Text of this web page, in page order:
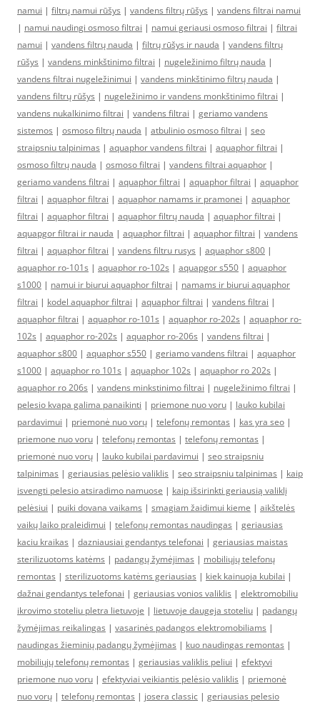
namui | filtrų namui rūšys | vandens filtrų rūšys | vandens filtrai namui
| namui naudingi osmoso filtrai | namui geriausi osmoso filtrai | filtrai
namui | vandens filtrų nauda | filtrų rūšys ir nauda | vandens filtrų
rūšys | vandens minkštinimo filtrai | nugeležinimo filtrų nauda |
vandens filtrai nugeležinimui | vandens minkštinimo filtrų nauda |
vandens filtrų rūšys | nugeležinimo ir vandens monkštinimo filtrai |
vandens nukalkinimo filtrai | vandens filtrai | geriamo vandens
sistemos | osmoso filtrų nauda | atbulinio osmoso filtrai | seo
straipsniu talpinimas | aquaphor vandens filtrai | aquaphor filtrai |
osmoso filtrų nauda | osmoso filtrai | vandens filtrai aquaphor |
geriamo vandens filtrai | aquaphor filtrai | aquaphor filtrai | aquaphor
filtrai | aquaphor filtrai | aquaphor namams ir pramonei | aquaphor
filtrai | aquaphor filtrai | aquaphor filtrų nauda | aquaphor filtrai |
aquapgor filtrai ir nauda | aquaphor filtrai | aquaphor filtrai | vandens
filtrai | aquaphor filtrai | vandens filtru rusys | aquaphor s800 |
aquaphor ro-101s | aquaphor ro-102s | aquapgor s550 | aquaphor
s1000 | namui ir biurui aquaphor filtrai | namams ir biurui aquaphor
filtrai | kodel aquaphor filtrai | aquaphor filtrai | vandens filtrai |
aquaphor filtrai | aquaphor ro-101s | aquaphor ro-202s | aquaphor ro-
102s | aquaphor ro-202s | aquaphor ro-206s | vandens filtrai |
aquaphor s800 | aquaphor s550 | geriamo vandens filtrai | aquaphor
s1000 | aquaphor ro 101s | aquaphor 102s | aquaphor ro 202s |
aquaphor ro 206s | vandens minkstinimo filtrai | nugeležinimo filtrai |
pelesio kvapa galima panaikinti | priemone nuo voru | lauko kubilai
pardavimui | priemonė nuo vorų | telefonų remontas | kas yra seo |
priemone nuo voru | telefonų remontas | telefonų remontas |
priemonė nuo vorų | lauko kubilai pardavimui | seo straipsniu
talpinimas | geriausias pelėsio valiklis | seo straipsniu talpinimas | kaip
isvengti pelesio atsiradimo namuose | kaip išsirinkti geriausią valiklį
pelėsiui | puiki dovana vaikams | smagiam žaidimui kieme | aikštelės
vaikų laiko praleidimui | telefonų remontas naudingas | geriausias
kaciu kraikas | dazniausiai gendantys telefonai | geriausias maistas
sterilizuotoms katėms | padangų žymėjimas | mobiliųjų telefonų
remontas | sterilizuotoms katėms geriausias | kiek kainuoja kubilai |
dažnai gendantys telefonai | geriausias vonios valiklis | elektromobiliu
ikrovimo stoteliu pletra lietuvoje | lietuvoje daugeja stoteliu | padangų
žymėjimas reikalingas | vasarinės padangos elektromobiliams |
naudingas žieminių padangų žymėjimas | kuo naudingas remontas |
mobiliųjų telefonų remontas | geriausias valiklis peliui | efektyvi
priemone nuo voru | efektyviai veikiantis pelėsio valiklis | priemonė
nuo vorų | telefonų remontas | josera classic | geriausias pelesio